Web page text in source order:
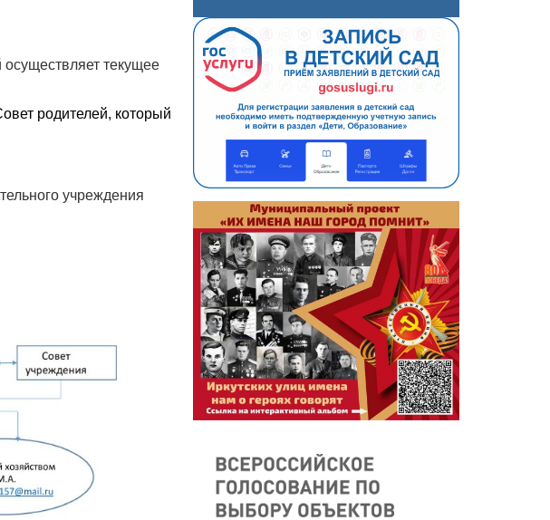
текущее
родителей, который
учреждения